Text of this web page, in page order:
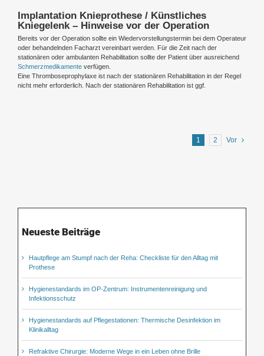
Implantation Knieprothese / Künstliches
Kniegelenk – Hinweise vor der Operation
Bereits vor der Operation sollte ein Wiedervorstellungstermin bei dem Operateur
oder behandelnden Facharzt vereinbart werden. Für die Zeit nach der
stationären oder ambulanten Rehabilitation sollte der Patient über ausreichend
Schmerzmedikamente verfügen.
Eine Thromboseprophylaxe ist nach der stationären Rehabilitation in der Regel
nicht mehr erforderlich. Nach der stationären Rehabilitation ist ggf.
1 2 Vor
Neueste Beiträge
Hautpflege am Stumpf nach der Reha: Checkliste für den Alltag mit
Prothese
Hygienestandards im OP-Zentrum: Instrumentenreinigung und
Infektionsschutz
Hygienestandards auf Pflegestationen: Thermische Desinfektion im
Klinikalltag
Refraktive Chirurgie: Moderne Wege in ein Leben ohne Brille